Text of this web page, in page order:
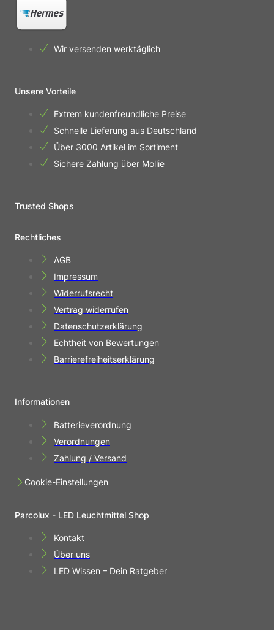
Wir versenden werktäglich
Unsere Vorteile
Extrem kundenfreundliche Preise
Schnelle Lieferung aus Deutschland
Über 3000 Artikel im Sortiment
Sichere Zahlung über Mollie
Trusted Shops
Rechtliches
AGB
Impressum
Widerrufsrecht
Vertrag widerrufen
Datenschutzerklärung
Echtheit von Bewertungen
Barrierefreiheitserklärung
Informationen
Batterieverordnung
Verordnungen
Zahlung / Versand
Cookie-Einstellungen
Parcolux - LED Leuchtmittel Shop
Kontakt
Über uns
LED Wissen – Dein Ratgeber